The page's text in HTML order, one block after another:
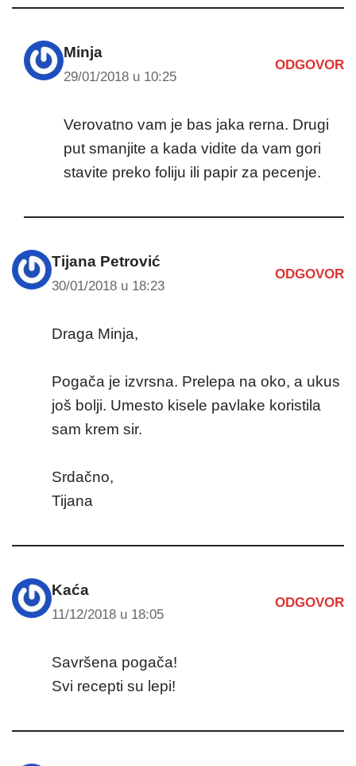
Minja
29/01/2018 u 10:25
ODGOVOR
Verovatno vam je bas jaka rerna. Drugi
put smanjite a kada vidite da vam gori
stavite preko foliju ili papir za pecenje.
Tijana Petrović
30/01/2018 u 18:23
ODGOVOR
Draga Minja,
Pogača je izvrsna. Prelepa na oko, a ukus
još bolji. Umesto kisele pavlake koristila
sam krem sir.
Srdačno,
Tijana
Kaća
11/12/2018 u 18:05
ODGOVOR
Savršena pogača!
Svi recepti su lepi!